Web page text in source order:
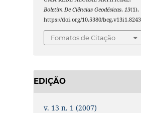
Boletim De Ciências Geodésicas,13(1).
https://doi.org/10.5380/bcg.v13i1.8243
Fomatos de Citação
EDIÇÃO
v. 13 n. 1 (2007)